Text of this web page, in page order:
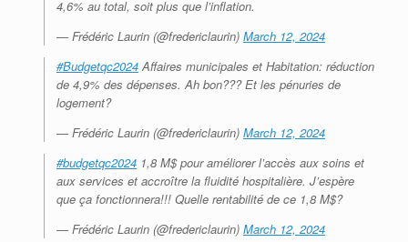
4,6% au total, soit plus que l’inflation.
— Frédéric Laurin (@fredericlaurin) March 12, 2024
#Budgetqc2024Affaires municipales et Habitation: réduction
de 4,9% des dépenses. Ah bon??? Et les pénuries de
logement?
— Frédéric Laurin (@fredericlaurin) March 12, 2024
#budgetqc2024 1,8 M$ pour améliorer l’accès aux soins et
aux services et accroître la fluidité hospitalière. J’espère
que ça fonctionnera!!! Quelle rentabilité de ce 1,8 M$?
— Frédéric Laurin (@fredericlaurin) March 12, 2024